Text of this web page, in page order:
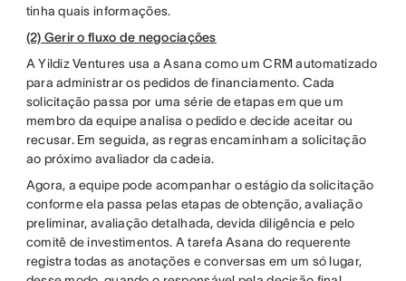
tinha quais informações.
(2) Gerir o fluxo de negociações
A Yildiz Ventures usa a Asana como um CRM automatizado
para administrar os pedidos de financiamento. Cada
solicitação passa por uma série de etapas em que um
membro da equipe analisa o pedido e decide aceitar ou
recusar. Em seguida, as regras encaminham a solicitação
ao próximo avaliador da cadeia.
Agora, a equipe pode acompanhar o estágio da solicitação
conforme ela passa pelas etapas de obtenção, avaliação
preliminar, avaliação detalhada, devida diligência e pelo
comitê de investimentos. A tarefa Asana do requerente
registra todas as anotações e conversas em um só lugar,